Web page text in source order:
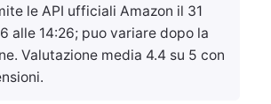
le API ufficiali Amazon il 31
alle 14:26; puo variare dopo la
Valutazione media 4.4 su 5 con